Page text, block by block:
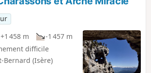
+1 458 m
-1 457 m
difficile
Bernard (Isère)